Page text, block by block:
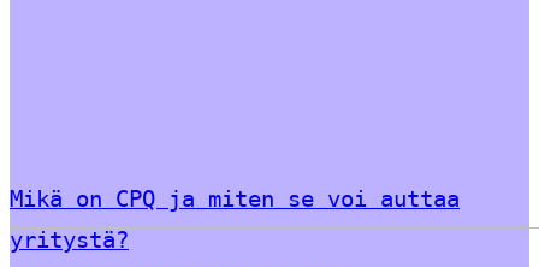
Mikä on CPQ ja miten se voi auttaa
yritystä?